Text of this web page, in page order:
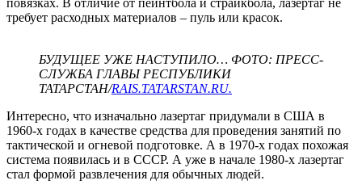
требует расходных материалов – пуль или красок.
БУДУЩЕЕ УЖЕ НАСТУПИЛО… ФОТО: ПРЕСС-
СЛУЖБА ГЛАВЫ РЕСПУБЛИКИ
ТАТАРСТАН/RAIS.TATARSTAN.RU.
Интересно, что изначально лазертаг придумали в США в
1960-х годах в качестве средства для проведения занятий по
тактической и огневой подготовке. А в 1970-х годах похожая
система появилась и в СССР. А уже в начале 1980-х лазертаг
стал формой развлечения для обычных людей.